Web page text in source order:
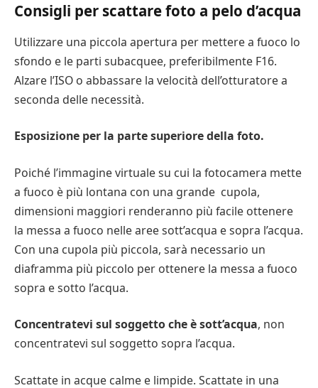
Consigli per scattare foto a pelo d’acqua
Utilizzare una piccola apertura per mettere a fuoco lo
sfondo e le parti subacquee, preferibilmente F16.
Alzare l’ISO o abbassare la velocità dell’otturatore a
seconda delle necessità.
Esposizione per la parte superiore della foto.
Poiché l’immagine virtuale su cui la fotocamera mette
a fuoco è più lontana con una grande cupola,
dimensioni maggiori renderanno più facile ottenere
la messa a fuoco nelle aree sott’acqua e sopra l’acqua.
Con una cupola più piccola, sarà necessario un
diaframma più piccolo per ottenere la messa a fuoco
sopra e sotto l’acqua.
Concentratevi sul soggetto che è sott’acqua, non
concentratevi sul soggetto sopra l’acqua.
Scattate in acque calme e limpide. Scattate in una